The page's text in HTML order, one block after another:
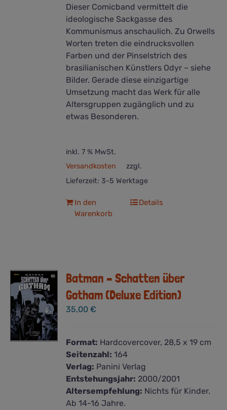
Dieser Comicband vermittelt die
ideologische Sackgasse des
Kommunismus anschaulich. Zu Orwells
Worten treten die eindrucksvollen
Farben und der Pinselstrich des
brasilianischen Künstlers Odyr – siehe
Bilder. Gerade diese einzigartige
Umsetzung macht das Werk für alle
Altersgruppen zugänglich und zu
etwas Besonderen.
inkl. 7 % MwSt.
zzgl.
Versandkosten
Lieferzeit: 3-5 Werktage
In den
Warenkorb
Details
Batman – Schatten über
Gotham (Deluxe Edition)
35,00€
Format: Hardcovercover, 28,5 x 19 cm
Seitenzahl: 164
Verlag: Panini Verlag
Entstehungsjahr: 2000/2001
Altersempfehlung: Nichts für Kinder.
Ab 14-16 Jahre.